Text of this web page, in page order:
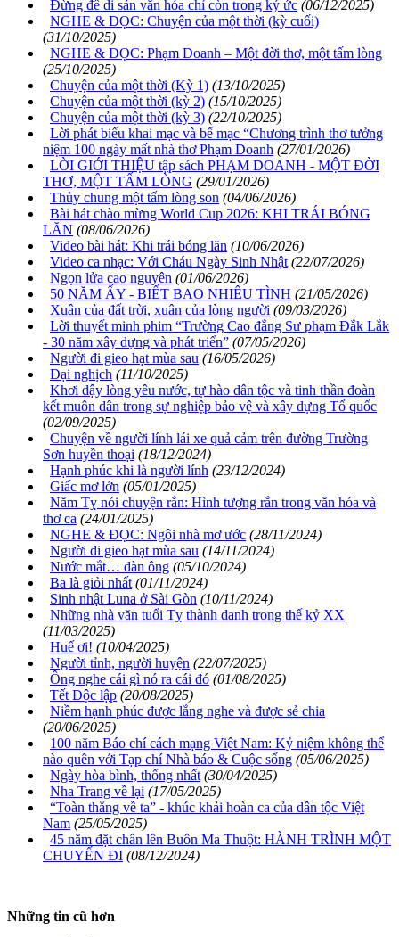
Đừng để di sản văn hóa chỉ còn trong ký ức (06/12/2025)
NGHE & ĐỌC: Chuyện của một thời (kỳ cuối)
(31/10/2025)
NGHE & ĐỌC: Phạm Doanh – Một đời thơ, một tấm lòng
(25/10/2025)
Chuyện của một thời (Kỳ 1) (13/10/2025)
Chuyện của một thời (kỳ 2) (15/10/2025)
Chuyện của một thời (kỳ 3) (22/10/2025)
Lời phát biểu khai mạc và bế mạc “Chương trình thơ tưởng
niệm 100 ngày mất nhà thơ Phạm Doanh (27/01/2026)
LỜI GIỚI THIỆU tập sách PHẠM DOANH - MỘT ĐỜI
THƠ, MỘT TẤM LÒNG (29/01/2026)
Thủy chung một tấm lòng son (04/06/2026)
Bài hát chào mừng World Cup 2026: KHI TRÁI BÓNG
LĂN (08/06/2026)
Video bài hát: Khi trái bóng lăn (10/06/2026)
Video ca nhạc: Với Cháu Ngày Sinh Nhật (22/07/2026)
Ngọn lửa cao nguyên (01/06/2026)
50 NĂM ẤY - BIẾT BAO NHIÊU TÌNH (21/05/2026)
Xuân của đất trời, xuân của lòng người (09/03/2026)
Lời thuyết minh phim “Trường Cao đẳng Sư phạm Đắk Lắk
- 30 năm xây dựng và phát triển” (07/05/2026)
Người đi gieo hạt mùa sau (16/05/2026)
Đại nghịch (11/10/2025)
Khơi dậy lòng yêu nước, tự hào dân tộc và tinh thần đoàn
kết muôn dân trong sự nghiệp bảo vệ và xây dựng Tổ quốc
(02/09/2025)
Chuyện về người lính lái xe quả cảm trên đường Trường
Sơn huyền thoại (18/12/2024)
Hạnh phúc khi là người lính (23/12/2024)
Giấc mơ lớn (05/01/2025)
Năm Tỵ nói chuyện rắn: Hình tượng rắn trong văn hóa và
thơ ca (24/01/2025)
NGHE & ĐỌC: Ngôi nhà mơ ước (28/11/2024)
Người đi gieo hạt mùa sau (14/11/2024)
Nước mắt… đàn ông (05/10/2024)
Ba là giỏi nhất (01/11/2024)
Sinh nhật Luna ở Sài Gòn (10/11/2024)
Những nhà văn tuổi Tỵ thành danh trong thế kỷ XX
(11/03/2025)
Huế ơi! (10/04/2025)
Người tỉnh, người huyện (22/07/2025)
Ông nghe cái gì nó ra cái đó (01/08/2025)
Tết Độc lập (20/08/2025)
Niềm hạnh phúc được lắng nghe và được sẻ chia
(20/06/2025)
100 năm Báo chí cách mạng Việt Nam: Kỷ niệm không thể
nào quên với Tạp chí Nhà báo & Cuộc sống (05/06/2025)
Ngày hòa bình, thống nhất (30/04/2025)
Nha Trang về lại (17/05/2025)
“Toàn thắng về ta” - khúc khải hoàn ca của dân tộc Việt
Nam (25/05/2025)
45 năm đặt chân lên Buôn Ma Thuột: HÀNH TRÌNH MỘT
CHUYẾN ĐI (08/12/2024)
Những tin cũ hơn